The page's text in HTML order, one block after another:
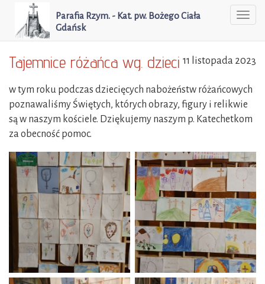
Parafia Rzym. - Kat. pw. Bożego Ciała
Gdańsk
11 listopada 2023
Tajemnice różańca wg. dzieci
w tym roku podczas dziecięcych nabożeństw różańcowych
poznawaliśmy Świętych, których obrazy, figury i relikwie
są w naszym kościele. Dziękujemy naszym p. Katechetkom
za obecność pomoc.